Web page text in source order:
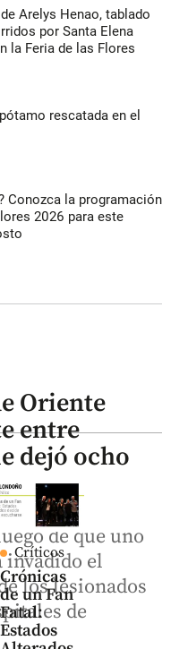
Arelys Henao, tablado
por Santa Elena
la Feria de las Flores
rescatada en el
Conozca la programación
2026 para este
Críticos
Crónicas
de un Fan
Fatal:
Estados
Oriente
entre
dejó ocho
de que uno
invadido el
los lesionados
de